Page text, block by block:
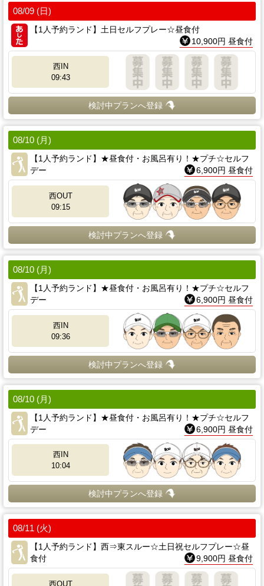
08/09 (日)
【1人予約ランド】土日セルフプレー☆昼食付
10,900円 昼食付
西IN
09:43
検討中プランへ登録
08/10 (月)
【1人予約ランド】★昼食付・お風呂有り！★プチ☆セルフ
デー
6,900円 昼食付
西OUT
09:15
検討中プランへ登録
08/10 (月)
【1人予約ランド】★昼食付・お風呂有り！★プチ☆セルフ
デー
6,900円 昼食付
西IN
09:36
検討中プランへ登録
08/10 (月)
【1人予約ランド】★昼食付・お風呂有り！★プチ☆セルフ
デー
6,900円 昼食付
西IN
10:04
検討中プランへ登録
08/11 (火)
【1人予約ランド】西⇒東スルー☆土日祝セルフプレー☆昼
食付
9,900円 昼食付
西OUT